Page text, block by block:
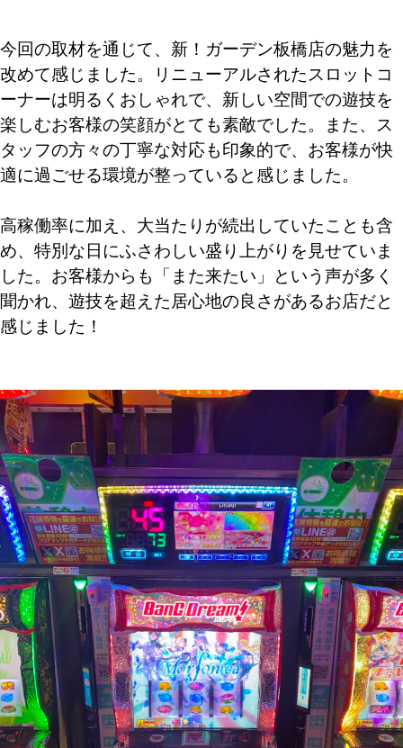
今回の取材を通じて、新！ガーデン板橋店の魅力を
改めて感じました。リニューアルされたスロットコ
ーナーは明るくおしゃれで、新しい空間での遊技を
楽しむお客様の笑顔がとても素敵でした。また、ス
タッフの方々の丁寧な対応も印象的で、お客様が快
適に過ごせる環境が整っていると感じました。
高稼働率に加え、大当たりが続出していたことも含
め、特別な日にふさわしい盛り上がりを見せていま
した。お客様からも「また来たい」という声が多く
聞かれ、遊技を超えた居心地の良さがあるお店だと
感じました！